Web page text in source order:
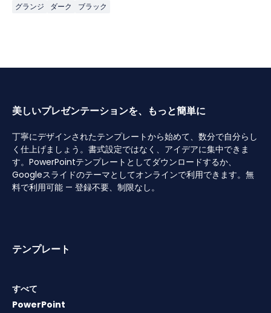
グランジ ダーク ブラック
美しいプレゼンテーションを、もっと簡単に
丁寧にデザインされたテンプレートから始めて、数分で自分らし
く仕上げましょう。書式設定ではなく、アイデアに集中できま
す。PowerPointテンプレートとしてダウンロードするか、
Googleスライドのテーマとしてオンラインで利用できます。無
料で利用可能 — 登録不要、制限なし。
テンプレート
すべて
PowerPoint